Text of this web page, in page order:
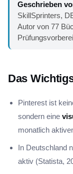
Geschrieben
SkillSprinters,
Autor von 77
Das
Pinterest ist
sondern eine
monatlich
In Deutschland
aktiv (Statista,